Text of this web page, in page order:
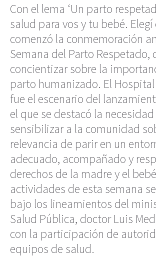
Con el lema ‘Un parto
salud para vos y tu bebé. Elegí
comenzó la conmemoración
Semana del Parto Respetado,
concientizar sobre la
parto humanizado. El Hospital
fue el escenario del
el que se destacó la
sensibilizar a la comunidad
relevancia de parir en un
adecuado, acompañado y
derechos de la madre y el
actividades de esta semana
bajo los lineamientos del
Salud Pública, doctor Luis
con la participación de
equipos de salud.